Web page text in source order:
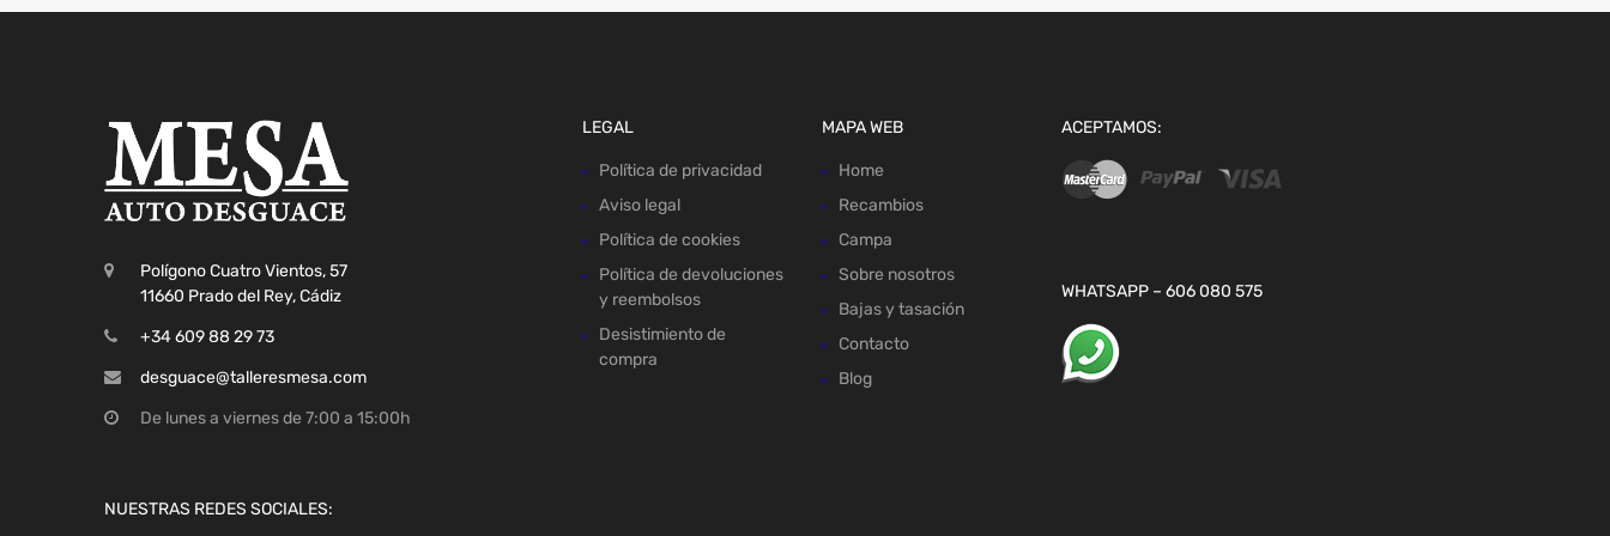
Polígono Cuatro Vientos, 57
11660 Prado del Rey, Cádiz
+34 609 88 29 73
desguace@talleresmesa.com
De lunes a viernes de 7:00 a 15:00h
NUESTRAS REDES SOCIALES:
LEGAL
Política de privacidad
Aviso legal
Política de cookies
Política de devoluciones
y reembolsos
Desistimiento de
compra
MAPA WEB
Home
Recambios
Campa
Sobre nosotros
Bajas y tasación
Contacto
Blog
ACEPTAMOS:
WHATSAPP – 606 080 575